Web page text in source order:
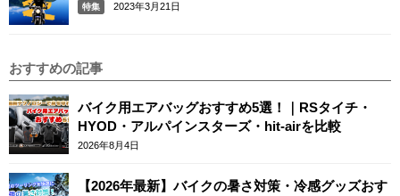
特集 2023年3月21日
おすすめの記事
バイク用エアバッグおすすめ5選！｜RSタイチ・
HYOD・アルパインスターズ・hit-airを比較
2026年8月4日
【2026年最新】バイクの暑さ対策・冷感グッズおす